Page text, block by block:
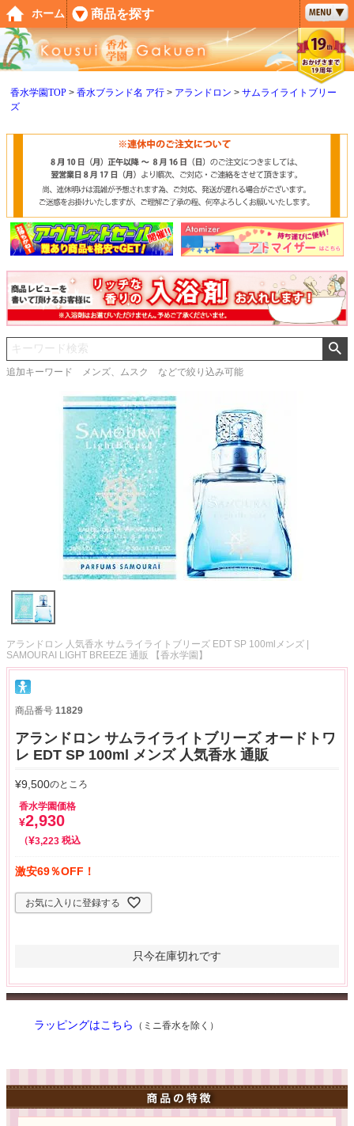
香水学園TOP 香水ブランド名 ア行 アランドロン
サムライライトブリー
ズ
追加キーワード メンズ、ムスク などで絞り込み可能
アランドロン 人気香水 サムライライトブリーズ EDT SP 100mlメンズ |
SAMOURAI LIGHT BREEZE 通販 【香水学園】
商品番号 11829
アランドロン サムライライトブリーズ オードトワ
レ EDT SP 100ml メンズ 人気香水 通販
¥9,500のところ
香水学園価格
¥2,930
¥3,223 税込
激安69％OFF！
お気に入りに登録する
只今在庫切れです
ラッピングはこちら （ミニ香水を除く）
ペー
ジト
ップ
へ
ホーム 商品を探す